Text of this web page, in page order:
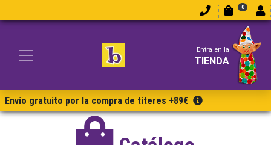
0
Entra en la
TIENDA
Envío gratuito por la compra de títeres +89€